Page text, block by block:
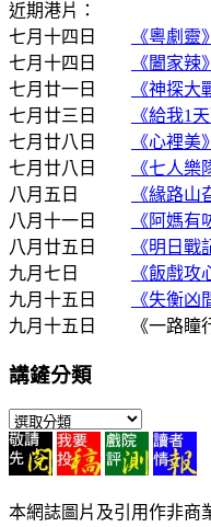
近期港片：
七月十四日
《粵劇靈》
七月十四日
《闔家辣》
七月廿一日
《神探大
七月廿三日
《給我1天
七月廿八日
《心裡美》
七月廿八日
《七人樂
八月五日
《緣路山
八月十一日
《阿媽有
八月廿五日
《明日戰
九月七日
《飯戲攻
九月十五日
《失衡凶
九月十五日 《一路瞳
講鏟分類
講
鏟
分
類
本網誌圖片及引用作非商